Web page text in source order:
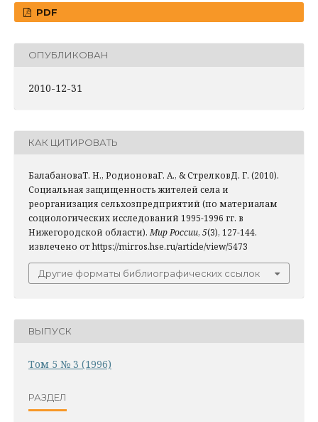
PDF
ОПУБЛИКОВАН
2010-12-31
КАК ЦИТИРОВАТЬ
БалабановаТ. Н., РодионоваГ. А., & СтрелковД. Г. (2010).
Социальная защищенность жителей села и
реорганизация сельхозпредприятий (по материалам
социологических исследований 1995-1996 гг. в
Нижегородской области). Мир России, 5(3), 127-144.
извлечено от https://mirros.hse.ru/article/view/5473
Другие форматы библиографических ссылок
ВЫПУСК
Том 5 № 3 (1996)
РАЗДЕЛ